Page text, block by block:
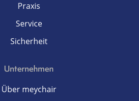
Praxis
Service
Sicherheit
Unternehmen
Über meychair